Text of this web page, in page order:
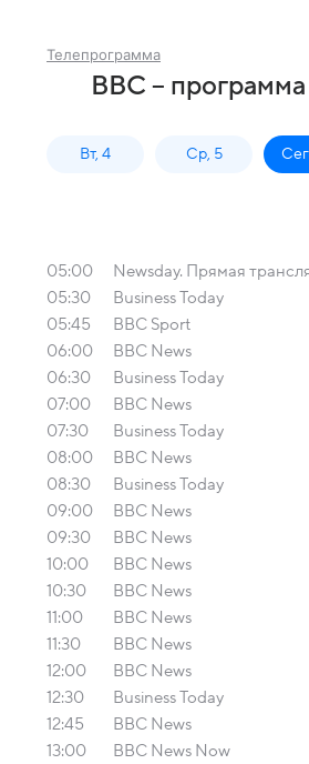
Телепрограмма
BBC –
Вт, 4 Ср, 5
05:00
Newsday. Прямая
05:30
Business Today
05:45
BBC Sport
06:00
BBC News
06:30
Business Today
07:00
BBC News
07:30
Business Today
08:00
BBC News
08:30
Business Today
09:00
BBC News
09:30
BBC News
10:00
BBC News
10:30
BBC News
11:00
BBC News
11:30
BBC News
12:00
BBC News
12:30
Business Today
12:45
BBC News
13:00
BBC News Now